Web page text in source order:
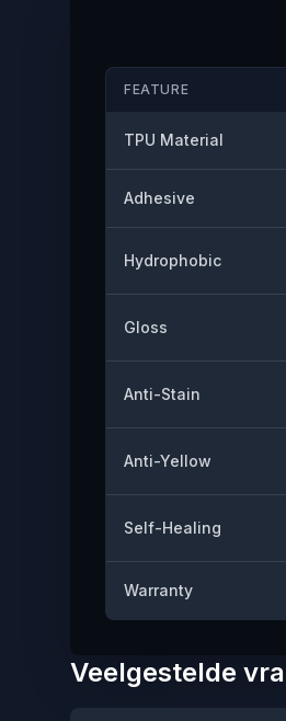
FEATURE
TPU Material
Adhesive
Hydrophobic
Gloss
Anti-Stain
Anti-Yellow
Self-Healing
Warranty
Veelgestelde